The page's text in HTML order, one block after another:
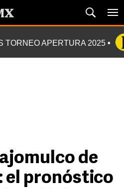
TORNEO APERTURA 2025
de
el pronóstico